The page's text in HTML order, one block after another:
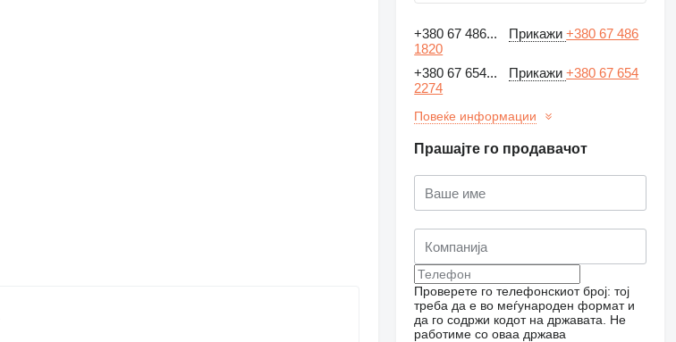
+380 67 486... Прикажи+380 67 486
1820
+380 67 654...
Прикажи+380 67 654
2274
Повеќе информации
Прашајте го продавачот
Проверете го телефонскиот број: тој
треба да е во меѓународен формат и
да го содржи кодот на државата.
Не
работиме со оваа држава